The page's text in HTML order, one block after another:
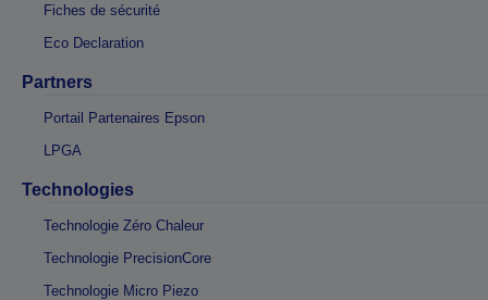
Fiches de sécurité
Eco Declaration
Partners
Portail Partenaires Epson
LPGA
Technologies
Technologie Zéro Chaleur
Technologie PrecisionCore
Technologie Micro Piezo